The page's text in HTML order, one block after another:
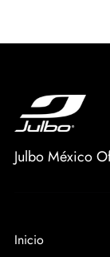
Julbo México
Inicio